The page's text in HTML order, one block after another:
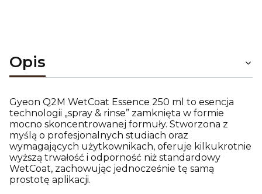
Opis
Gyeon Q2M WetCoat Essence 250 ml to esencja
technologii „spray & rinse” zamknięta w formie
mocno skoncentrowanej formuły. Stworzona z
myślą o profesjonalnych studiach oraz
wymagających użytkownikach, oferuje kilkukrotnie
wyższą trwałość i odporność niż standardowy
WetCoat, zachowując jednocześnie tę samą
prostotę aplikacji.